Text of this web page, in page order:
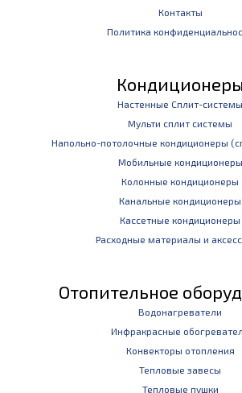
Контакты
Политика
Кондиционеры
Настенные Сплит-системы
Мульти сплит системы
Напольно-потолочные кондиционеры
Мобильные кондиционеры
Колонные кондиционеры
Канальные кондиционеры
Кассетные кондиционеры
Расходные материалы и
Отопительное
Водонагреватели
Инфракрасные
Конвекторы отопления
Тепловые завесы
Тепловые пушки